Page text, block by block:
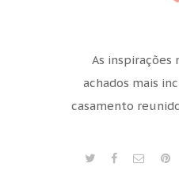
As inspirações
achados mais
casamento